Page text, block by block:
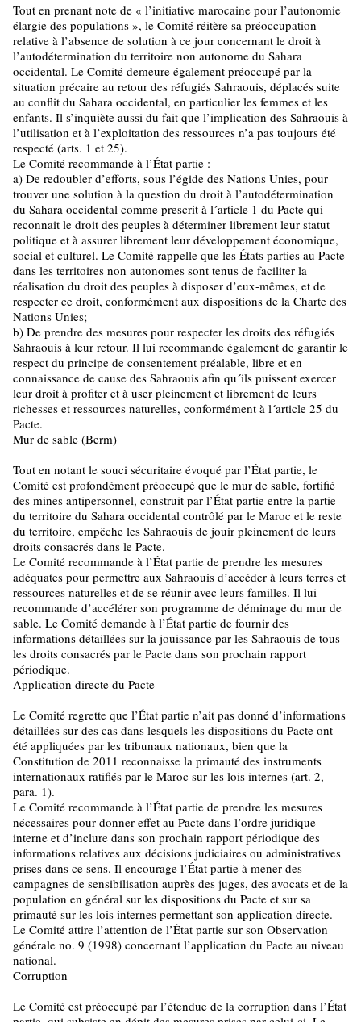
Tout en prenant note de « l’initiative marocaine pour l’autonomie
élargie des populations », le Comité réitère sa préoccupation
relative à l’absence de solution à ce jour concernant le droit à
l’autodétermination du territoire non autonome du Sahara
occidental. Le Comité demeure également préoccupé par la
situation précaire au retour des réfugiés Sahraouis, déplacés suite
au conflit du Sahara occidental, en particulier les femmes et les
enfants. Il s’inquiète aussi du fait que l’implication des Sahraouis à
l’utilisation et à l’exploitation des ressources n’a pas toujours été
respecté (arts. 1 et 25).
Le Comité recommande à l’État partie :
a) De redoubler d’efforts, sous l’égide des Nations Unies, pour
trouver une solution à la question du droit à l’autodétermination
du Sahara occidental comme prescrit à l´article 1 du Pacte qui
reconnait le droit des peuples à déterminer librement leur statut
politique et à assurer librement leur développement économique,
social et culturel. Le Comité rappelle que les États parties au Pacte
dans les territoires non autonomes sont tenus de faciliter la
réalisation du droit des peuples à disposer d’eux-mêmes, et de
respecter ce droit, conformément aux dispositions de la Charte des
Nations Unies;
b) De prendre des mesures pour respecter les droits des réfugiés
Sahraouis à leur retour. Il lui recommande également de garantir le
respect du principe de consentement préalable, libre et en
connaissance de cause des Sahraouis afin qu´ils puissent exercer
leur droit à profiter et à user pleinement et librement de leurs
richesses et ressources naturelles, conformément à l´article 25 du
Pacte.
Mur de sable (Berm)
Tout en notant le souci sécuritaire évoqué par l’État partie, le
Comité est profondément préoccupé que le mur de sable, fortifié
des mines antipersonnel, construit par l’État partie entre la partie
du territoire du Sahara occidental contrôlé par le Maroc et le reste
du territoire, empêche les Sahraouis de jouir pleinement de leurs
droits consacrés dans le Pacte.
Le Comité recommande à l’État partie de prendre les mesures
adéquates pour permettre aux Sahraouis d’accéder à leurs terres et
ressources naturelles et de se réunir avec leurs familles. Il lui
recommande d’accélérer son programme de déminage du mur de
sable. Le Comité demande à l’État partie de fournir des
informations détaillées sur la jouissance par les Sahraouis de tous
les droits consacrés par le Pacte dans son prochain rapport
périodique.
Application directe du Pacte
Le Comité regrette que l’État partie n’ait pas donné d’informations
détaillées sur des cas dans lesquels les dispositions du Pacte ont
été appliquées par les tribunaux nationaux, bien que la
Constitution de 2011 reconnaisse la primauté des instruments
internationaux ratifiés par le Maroc sur les lois internes (art. 2,
para. 1).
Le Comité recommande à l’État partie de prendre les mesures
nécessaires pour donner effet au Pacte dans l’ordre juridique
interne et d’inclure dans son prochain rapport périodique des
informations relatives aux décisions judiciaires ou administratives
prises dans ce sens. Il encourage l’État partie à mener des
campagnes de sensibilisation auprès des juges, des avocats et de la
population en général sur les dispositions du Pacte et sur sa
primauté sur les lois internes permettant son application directe.
Le Comité attire l’attention de l’État partie sur son Observation
générale no. 9 (1998) concernant l’application du Pacte au niveau
national.
Corruption
Le Comité est préoccupé par l’étendue de la corruption dans l’État